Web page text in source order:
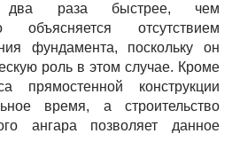
два раза быстрее, чем
объясняется отсутствием
фундамента, поскольку он
роль в этом случае. Кроме
прямостенной конструкции
время, а строительство
ангара позволяет данное